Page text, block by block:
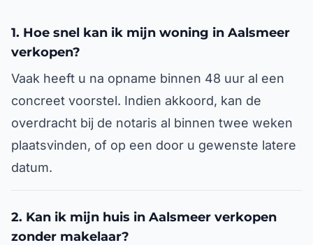
1. Hoe snel kan ik mijn woning in Aalsmeer
verkopen?
Vaak heeft u na opname binnen 48 uur al een
concreet voorstel. Indien akkoord, kan de
overdracht bij de notaris al binnen twee weken
plaatsvinden, of op een door u gewenste latere
datum.
2. Kan ik mijn huis in Aalsmeer verkopen
zonder makelaar?